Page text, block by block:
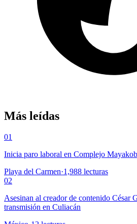
Más leídas
01
Inicia paro laboral en Complejo
Playa del Carmen·1,988 lecturas
02
Asesinan al creador de contenido César
transmisión en Culiacán